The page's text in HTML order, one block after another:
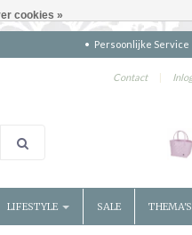
Persoonlijke Service
Contact |
LIFESTYLE SALE THEMA'S
cookies »